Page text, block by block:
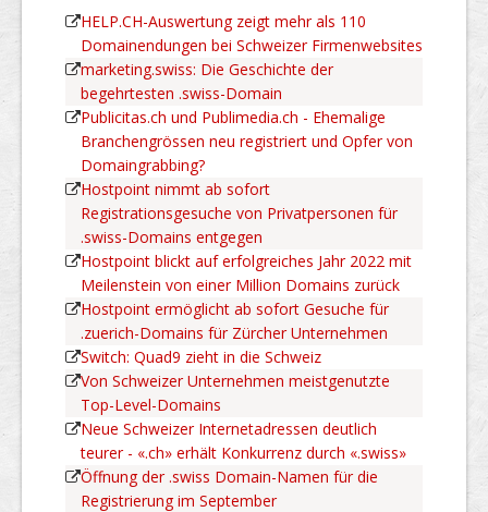
HELP.CH-Auswertung zeigt mehr als 110
Domainendungen bei Schweizer Firmenwebsites
marketing.swiss: Die Geschichte der
begehrtesten .swiss-Domain
Publicitas.ch und Publimedia.ch - Ehemalige
Branchengrössen neu registriert und Opfer von
Domaingrabbing?
Hostpoint nimmt ab sofort
Registrationsgesuche von Privatpersonen für
.swiss-Domains entgegen
Hostpoint blickt auf erfolgreiches Jahr 2022 mit
Meilenstein von einer Million Domains zurück
Hostpoint ermöglicht ab sofort Gesuche für
.zuerich-Domains für Zürcher Unternehmen
Switch: Quad9 zieht in die Schweiz
Von Schweizer Unternehmen meistgenutzte
Top-Level-Domains
Neue Schweizer Internetadressen deutlich
teurer - «.ch» erhält Konkurrenz durch «.swiss»
Öffnung der .swiss Domain-Namen für die
Registrierung im September